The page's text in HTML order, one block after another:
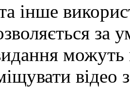
інше
можуть
відео